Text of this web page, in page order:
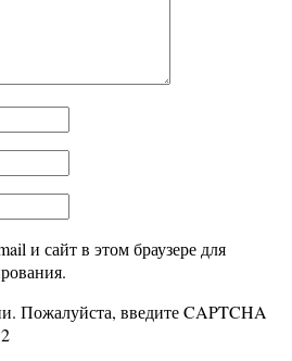
и сайт в этом браузере для
Пожалуйста, введите CAPTCHA
2